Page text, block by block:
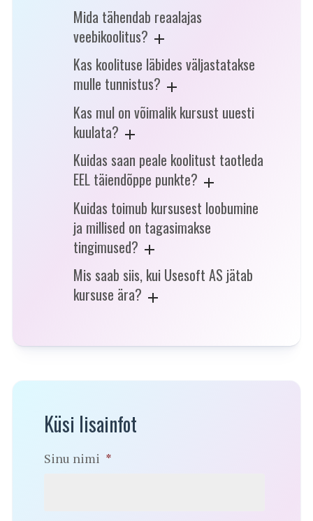
Mida tähendab reaalajas
veebikoolitus?
Kas koolituse läbides väljastatakse
mulle tunnistus?
Kas mul on võimalik kursust uuesti
kuulata?
Kuidas saan peale koolitust taotleda
EEL täiendõppe punkte?
Kuidas toimub kursusest loobumine
ja millised on tagasimakse
tingimused?
Mis saab siis, kui Usesoft AS jätab
kursuse ära?
Küsi lisainfot
Sinu nimi *